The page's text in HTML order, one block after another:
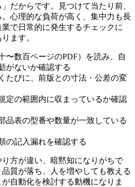
だからです。見つけて当たり前、
心理的な負荷が高く、集中力も長
で日常的に発生するチェックに
ます。
〜数百ページのPDF）を読み、自
がないか確認する
たびに、前版との寸法・公差の変
定の範囲内に収まっているか確認
品表の型番や数量が一致している
の記入漏れを確認する
方が違い、暗黙知になりがちで
質が落ち、人を増やしても教える
自動化を検討する動機になりま